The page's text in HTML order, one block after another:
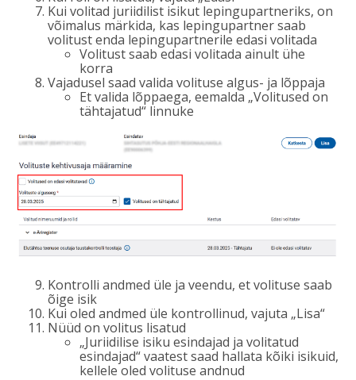
Kui volitad juriidilist isikut lepingupartneriks, on
võimalus märkida, kas lepingupartner saab
volitust enda lepingupartnerile edasi volitada
Volitust saab edasi volitada ainult ühe
korra
Vajadusel saad valida volituse algus- ja lõppaja
Et valida lõppaega, eemalda „Volitused on
tähtajatud“ linnuke
Kontrolli andmed üle ja veendu, et volituse saab
õige isik
Kui oled andmed üle kontrollinud, vajuta „Lisa“
Nüüd on volitus lisatud
„Juriidilise isiku esindajad ja volitatud
esindajad“ vaatest saad hallata kõiki isikuid,
kellele oled volituse andnud